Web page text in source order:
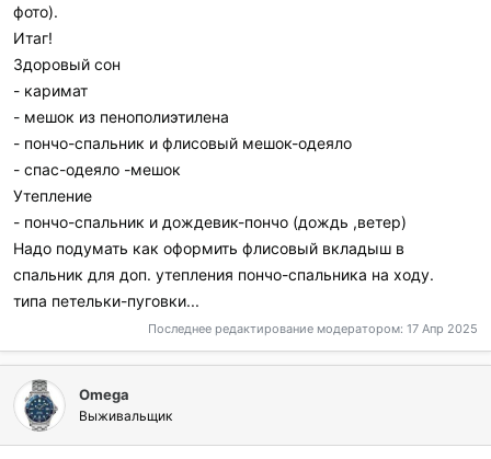
фото).
Итаг!
Здоровый сон
- каримат
- мешок из пенополиэтилена
- пончо-спальник и флисовый мешок-одеяло
- спас-одеяло -мешок
Утепление
- пончо-спальник и дождевик-пончо (дождь ,ветер)
Надо подумать как оформить флисовый вкладыш в
спальник для доп. утепления пончо-спальника на ходу.
типа петельки-пуговки...
Последнее редактирование модератором: 17 Апр 2025
Omega
Выживальщик